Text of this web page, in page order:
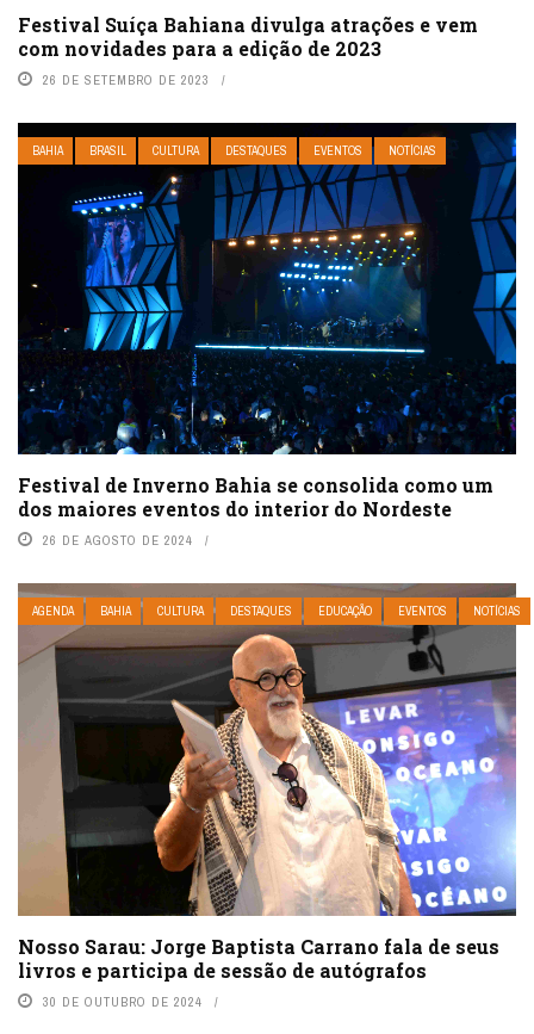
Festival Suíça Bahiana divulga atrações e vem
com novidades para a edição de 2023
26 DE SETEMBRO DE 2023
BAHIA BRASIL CULTURA DESTAQUES EVENTOS NOTÍCIAS
Festival de Inverno Bahia se consolida como um
dos maiores eventos do interior do Nordeste
26 DE AGOSTO DE 2024
AGENDA BAHIA CULTURA DESTAQUES EDUCAÇÃO EVENTOS NOTÍCIAS
Nosso Sarau: Jorge Baptista Carrano fala de seus
livros e participa de sessão de autógrafos
30 DE OUTUBRO DE 2024